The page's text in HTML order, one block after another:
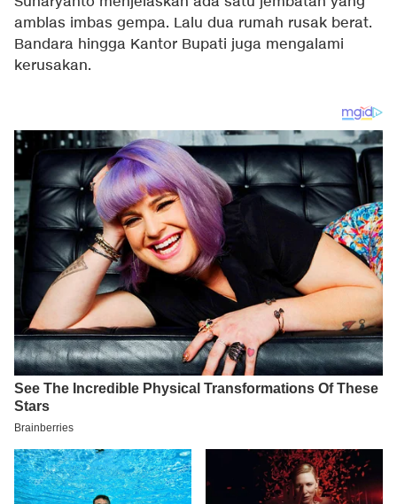
amblas imbas gempa. Lalu dua rumah rusak berat.
Bandara hingga Kantor Bupati juga mengalami
kerusakan.